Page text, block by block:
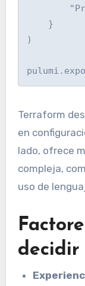
)
Terraform
en
lado, ofrece
compleja,
uso de
decidir